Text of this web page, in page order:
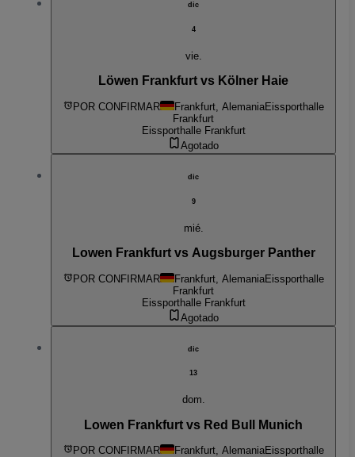
dic
4
vie.
Löwen Frankfurt vs Kölner Haie
POR CONFIRMAR Frankfurt, AlemaniaEissporthalle
Frankfurt
Eissporthalle Frankfurt
Agotado
dic
9
mié.
Lowen Frankfurt vs Augsburger Panther
POR CONFIRMAR Frankfurt, AlemaniaEissporthalle
Frankfurt
Eissporthalle Frankfurt
Agotado
dic
13
dom.
Lowen Frankfurt vs Red Bull Munich
POR CONFIRMAR Frankfurt, AlemaniaEissporthalle